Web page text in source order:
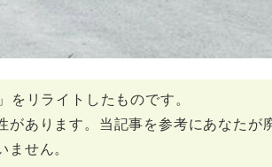
リライトしたものです。
あります。当記事を参考にあなたが
せん。